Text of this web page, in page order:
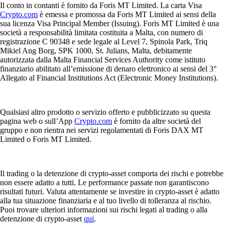
Il conto in contanti è fornito da Foris MT Limited. La carta Visa
Crypto.com è emessa e promossa da Foris MT Limited ai sensi della
sua licenza Visa Principal Member (Issuing). Foris MT Limited è una
società a responsabilità limitata costituita a Malta, con numero di
registrazione C 90348 e sede legale al Level 7, Spinola Park, Triq
Mikiel Ang Borg, SPK 1000, St. Julians, Malta, debitamente
autorizzata dalla Malta Financial Services Authority come istituto
finanziario abilitato all’emissione di denaro elettronico ai sensi del 3°
Allegato al Financial Institutions Act (Electronic Money Institutions).
Qualsiasi altro prodotto o servizio offerto e pubblicizzato su questa
pagina web o sull’App Crypto.com è fornito da altre società del
gruppo e non rientra nei servizi regolamentati di Foris DAX MT
Limited o Foris MT Limited.
Il trading o la detenzione di crypto-asset comporta dei rischi e potrebbe
non essere adatto a tutti. Le performance passate non garantiscono
risultati futuri. Valuta attentamente se investire in crypto-asset è adatto
alla tua situazione finanziaria e al tuo livello di tolleranza al rischio.
Puoi trovare ulteriori informazioni sui rischi legati al trading o alla
detenzione di crypto-asset qui.